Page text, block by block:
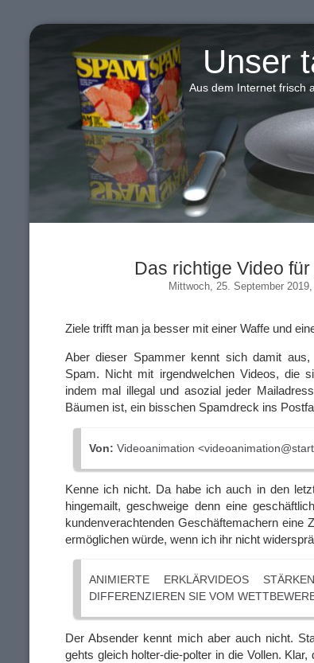
Unser
Aus dem Internet frisch
Das richtige Video
Mittwoch, 25. September
Ziele trifft man ja besser mit einer Waffe und
Aber dieser Spammer kennt sich damit
Spam. Nicht mit irgendwelchen Videos, die
indem mal illegal und asozial jeder
Bäumen ist, ein bisschen Spamdreck ins
Von: Videoanimation
Kenne ich nicht. Da habe ich auch in den
hingemailt, geschweige denn eine
kundenverachtenden Geschäftemachern eine
ermöglichen würde, wenn ich ihr nicht
ANIMIERTE ERKLÄRVIDEOS
DIFFERENZIEREN SIE VOM
Der Absender kennt mich aber auch nicht.
gehts gleich holter-die-polter in die Vollen.